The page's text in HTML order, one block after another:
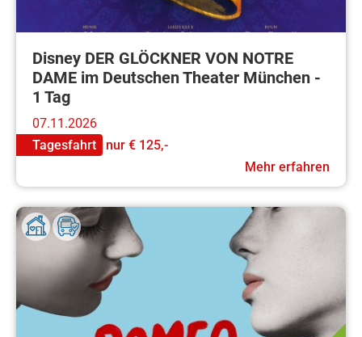
Disney DER GLÖCKNER VON NOTRE
DAME im Deutschen Theater München -
1 Tag
07.11.2026
Tagesfahrt
nur € 125,-
Mehr erfahren